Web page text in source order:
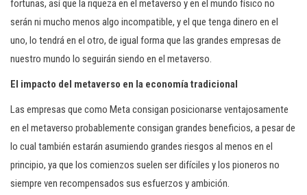
fortunas, así que la riqueza en el metaverso y en el mundo físico no
serán ni mucho menos algo incompatible, y el que tenga dinero en el
uno, lo tendrá en el otro, de igual forma que las grandes empresas de
nuestro mundo lo seguirán siendo en el metaverso.
El impacto del metaverso en la economía tradicional
Las empresas que como Meta consigan posicionarse ventajosamente
en el metaverso probablemente consigan grandes beneficios, a pesar de
lo cual también estarán asumiendo grandes riesgos al menos en el
principio, ya que los comienzos suelen ser difíciles y los pioneros no
siempre ven recompensados sus esfuerzos y ambición.